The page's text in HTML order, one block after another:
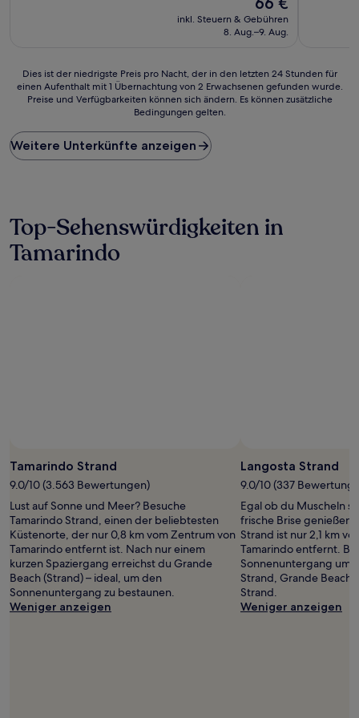
Preis
beträgt
inkl. Steuern & Gebühren
8. Aug.–9. Aug.
Dies
ist
Preis
pro
Nacht,
letzten
24 Stunden
für
einen
Es
können
zusätzliche
Bedingungen
gelten.
Dies ist der niedrigste Preis pro Nacht, der in den letzten 24 Stunden für
einen Aufenthalt mit 1 Übernachtung von 2 Erwachsenen gefunden wurde.
Preise und Verfügbarkeiten können sich ändern. Es können zusätzliche
Bedingungen gelten.
Weitere Unterkünfte anzeigen
Top-Sehenswürdigkeiten in
Tamarindo
Tamarindo Strand
9.0/10 (3.563 Bewertungen)
Lust auf Sonne und Meer? Besuche
Tamarindo Strand, einen der beliebtesten
Küstenorte, der nur 0,8 km vom Zentrum von
Tamarindo entfernt ist. Nach nur einem
kurzen Spaziergang erreichst du Grande
Beach (Strand) – ideal, um den
Sonnenuntergang zu bestaunen.
Weniger anzeigen
Langosta Strand
9.0/10 (337
Egal ob du Muscheln
frische Brise genießen
Strand ist nur 2,1 km
Tamarindo entfernt.
Sonnenuntergang um
Strand, Grande Beach
Strand.
Weniger anzeigen